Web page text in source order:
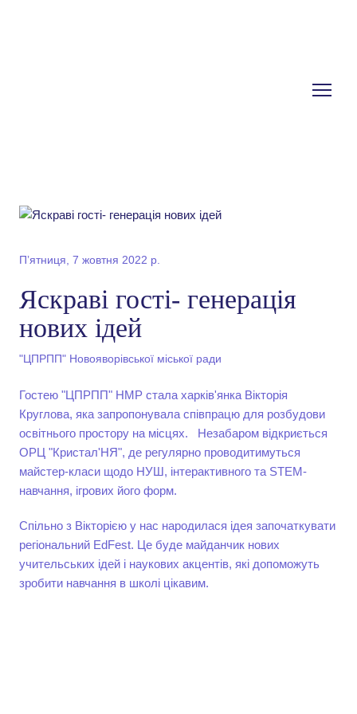
Пʼятниця, 7 жовтня 2022 р.
Яскраві гості- генерація
нових ідей
"ЦПРПП" Новояворівської міської ради
Гостею "ЦПРПП" НМР стала харків'янка Вікторія
Круглова, яка запропонувала співпрацю для розбудови
освітнього простору на місцях. Незабаром відкриється
ОРЦ "Кристал'НЯ", де регулярно проводитимуться
майстер-класи щодо НУШ, інтерактивного та STEM-
навчання, ігрових його форм.
Спільно з Вікторією у нас народилася ідея започаткувати
регіональний EdFest. Це буде майданчик нових
учительських ідей і наукових акцентів, які допоможуть
зробити навчання в школі цікавим.